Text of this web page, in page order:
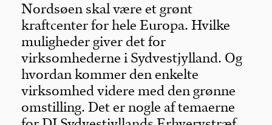
Nordsøen skal være et grønt
kraftcenter for hele Europa. Hvilke
muligheder giver det for
virksomhederne i Sydvestjylland. Og
hvordan kommer den enkelte
virksomhed videre med den grønne
omstilling. Det er nogle af temaerne